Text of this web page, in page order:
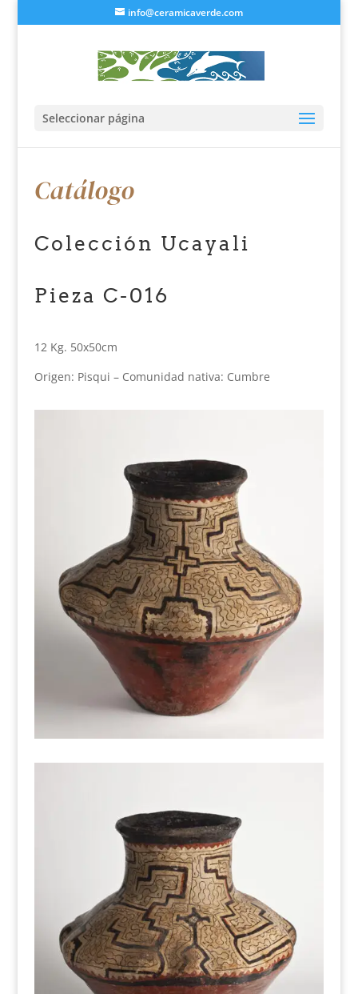
info@ceramicaverde.com
Seleccionar página
Catálogo
Colección Ucayali
Pieza C-016
12 Kg. 50x50cm
Origen: Pisqui – Comunidad nativa: Cumbre